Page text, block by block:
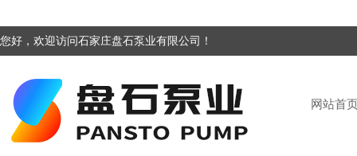
您好，欢迎访问石家庄盘石泵业有限公司！
网站首